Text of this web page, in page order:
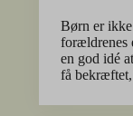
Børn er
forældrenes
en god idé
få